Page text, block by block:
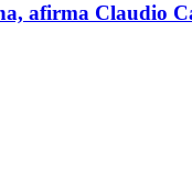
afirma Claudio